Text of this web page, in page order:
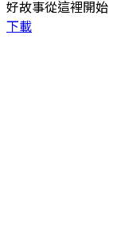
好故事從這裡開始
下載